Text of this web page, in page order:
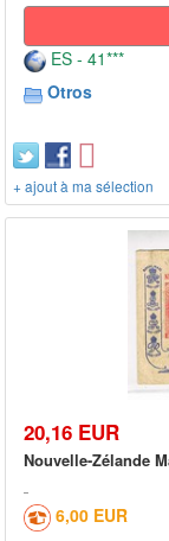
ES - 41***
Otros
+ ajout à ma sélection
20,16 EUR
Nouvelle-Zélande
6,00 EUR